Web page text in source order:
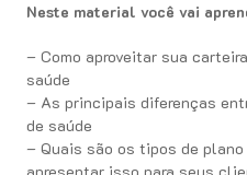
Neste material você vai
– Como aproveitar sua
saúde
– As principais diferenças
de saúde
– Quais são os tipos de